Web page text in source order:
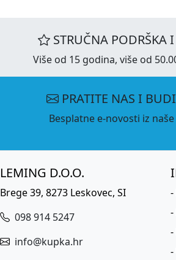
STRUČNA PODRŠKA
Više od 15 godina, više od
PRATITE NAS I
Besplatne e-novosti iz
LEMING D.O.O.
Brege 39, 8273 Leskovec, SI
098 914 5247
info@kupka.hr
-
-
-
-